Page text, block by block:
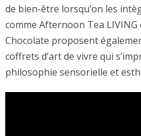
de bien-être lorsqu’on les
comme Afternoon Tea
Chocolate proposent
coffrets d’art de vivre qui
philosophie sensorielle et